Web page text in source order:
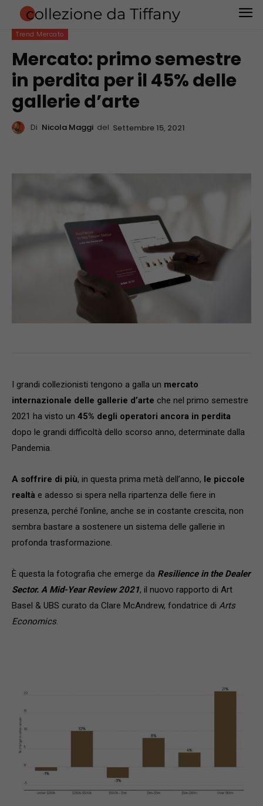
Trend Mercato
Mercato: primo semestre
in perdita per il 45% delle
gallerie d’arte
Di Nicola Maggi del Settembre 15, 2021
I grandi collezionisti tengono a galla un mercato
internazionale delle gallerie d’arte che nel primo semestre
2021 ha visto un 45% degli operatori ancora in perdita
dopo le grandi difficoltà dello scorso anno, determinate dalla
Pandemia.
A soffrire di più, in questa prima metà dell’anno, le piccole
realtà e adesso si spera nella ripartenza delle fiere in
presenza, perché l’online, anche se in costante crescita, non
sembra bastare a sostenere un sistema delle gallerie in
profonda trasformazione.
È questa la fotografia che emerge da Resilience in the Dealer
Sector. A Mid-Year Review 2021, il nuovo rapporto di Art
Basel & UBS curato da Clare McAndrew, fondatrice di Arts
Economics.